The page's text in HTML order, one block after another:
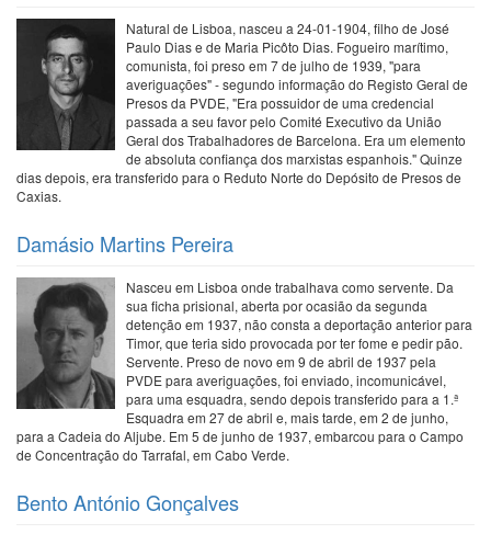
Natural de Lisboa, nasceu a 24-01-1904, filho de José
Paulo Dias e de Maria Picôto Dias. Fogueiro marítimo,
comunista, foi preso em 7 de julho de 1939, "para
averiguações" - segundo informação do Registo Geral de
Presos da PVDE, "Era possuidor de uma credencial
passada a seu favor pelo Comité Executivo da União
Geral dos Trabalhadores de Barcelona. Era um elemento
de absoluta confiança dos marxistas espanhois." Quinze
dias depois, era transferido para o Reduto Norte do Depósito de Presos de
Caxias.
Damásio Martins Pereira
Nasceu em Lisboa onde trabalhava como servente. Da
sua ficha prisional, aberta por ocasião da segunda
detenção em 1937, não consta a deportação anterior para
Timor, que teria sido provocada por ter fome e pedir pão.
Servente. Preso de novo em 9 de abril de 1937 pela
PVDE para averiguações, foi enviado, incomunicável,
para uma esquadra, sendo depois transferido para a 1.ª
Esquadra em 27 de abril e, mais tarde, em 2 de junho,
para a Cadeia do Aljube. Em 5 de junho de 1937, embarcou para o Campo
de Concentração do Tarrafal, em Cabo Verde.
Bento António Gonçalves